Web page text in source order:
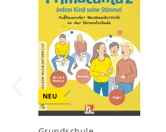
NEU